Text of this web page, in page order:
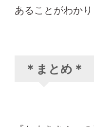
あることがわかり
＊まとめ＊